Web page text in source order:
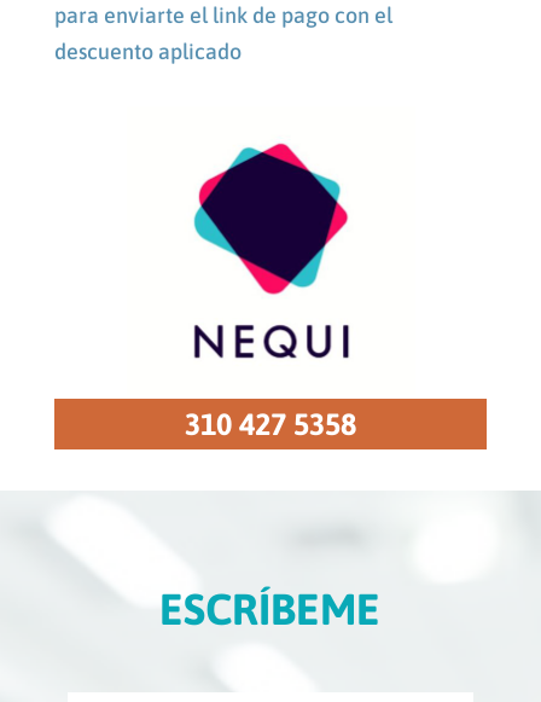
para enviarte el link de pago con el
descuento aplicado
310 427 5358
ESCRÍBEME